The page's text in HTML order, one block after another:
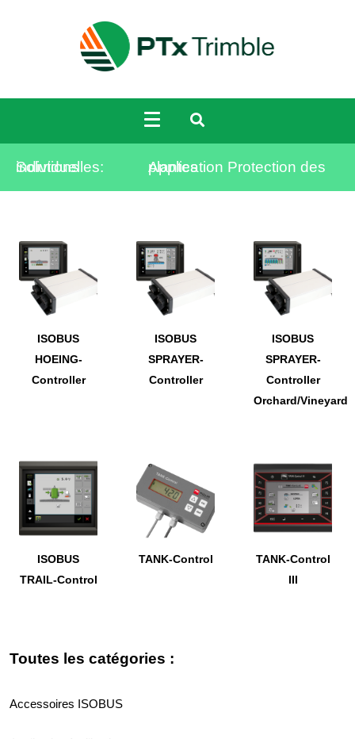
Solutions individuelles: Application Protection des plantes
ISOBUS
HOEING-
Controller
ISOBUS
SPRAYER-
Controller
ISOBUS
SPRAYER-
Controller
Orchard/Vineyard
ISOBUS
TRAIL-Control
TANK-Control
TANK-Control
Toutes les catégories :
Accessoires ISOBUS